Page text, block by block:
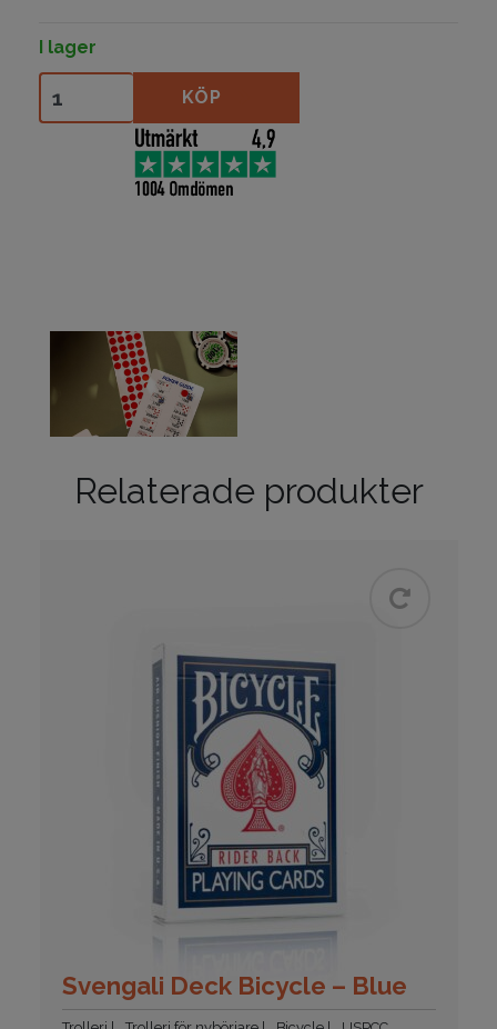
I lager
Flushed Out mängd
KÖP
Relaterade produkter
Svengali Deck Bicycle – Blue